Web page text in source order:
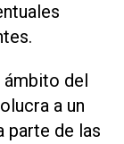
ámbito del
a un
parte de las